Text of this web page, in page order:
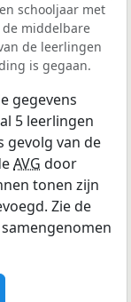
schooljaar met
middelbare
de leerlingen
is gegaan.
gegevens
5 leerlingen
gevolg van de
AVG door
tonen zijn
Zie de